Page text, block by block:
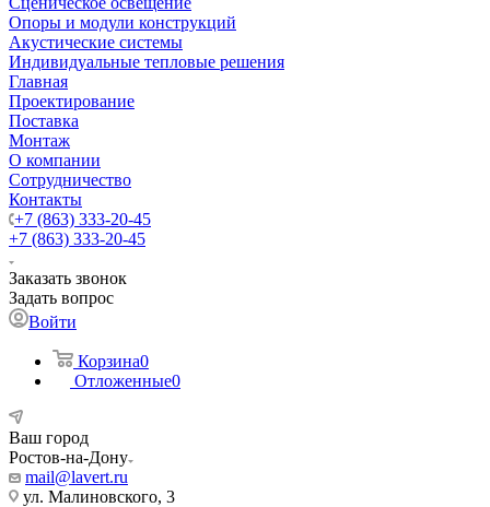
Опоры и модули конструкций
Акустические системы
Индивидуальные тепловые решения
Главная
Проектирование
Поставка
Монтаж
О компании
Сотрудничество
Контакты
+7 (863) 333-20-45
+7 (863) 333-20-45
Заказать звонок
Задать вопрос
Войти
Корзина0
Отложенные0
Ваш город
Ростов-на-Дону
mail@lavert.ru
ул. Малиновского, 3